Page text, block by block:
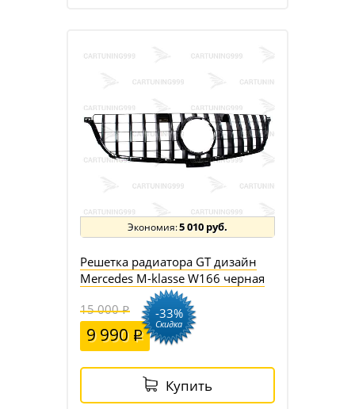
5 010 руб.
Решетка радиатора GT дизайн
Mercedes M-klasse W166 черная
15 000
9 990
-33%
Скидка
Купить